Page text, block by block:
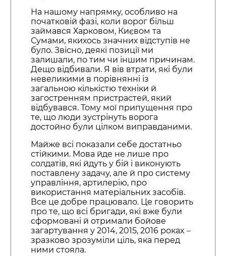
На нашому напрямку, особливо на
початковій фазі, коли ворог більш
займався Харковом, Києвом та
Сумами, якихось значних відступів не
було. Звісно, деякі позиції ми
залишали, по тим чи іншим причинам.
Дещо відбивали. Я вів втрати, які були
невеликими в порівнянні із
загальною кількістю техніки й
загостренням пристрастей, який
відбувався. Тому мої припущення про
те, що люди зустрінуть ворога
достойно були цілком виправданими.
Майже всі показали себе достатньо
стійкими. Мова йде не лише про
солдатів, які йдуть у бій і виконують
поставлену задачу, але й про систему
управління, артилерію, про
використання матеріальних засобів.
Все це добре працювало. Це говорить
про те, що всі бригади, які вже були
сформовані й отримали бойове
загартування у 2014, 2015, 2016 роках –
зразково зрозуміли ціль, яка перед
ними стояла.